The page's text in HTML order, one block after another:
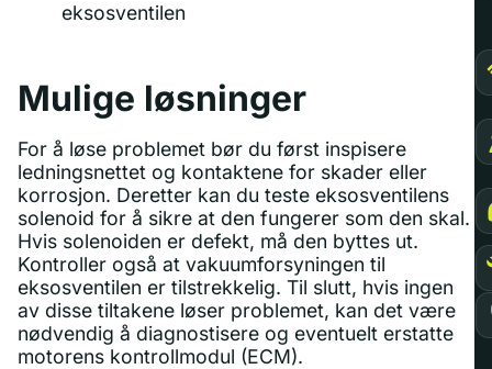
eksosventilen
Mulige løsninger
For å løse problemet bør du først inspisere
ledningsnettet og kontaktene for skader eller
korrosjon. Deretter kan du teste eksosventilens
solenoid for å sikre at den fungerer som den skal.
Hvis solenoiden er defekt, må den byttes ut.
Kontroller også at vakuumforsyningen til
eksosventilen er tilstrekkelig. Til slutt, hvis ingen
av disse tiltakene løser problemet, kan det være
nødvendig å diagnostisere og eventuelt erstatte
motorens kontrollmodul (ECM).